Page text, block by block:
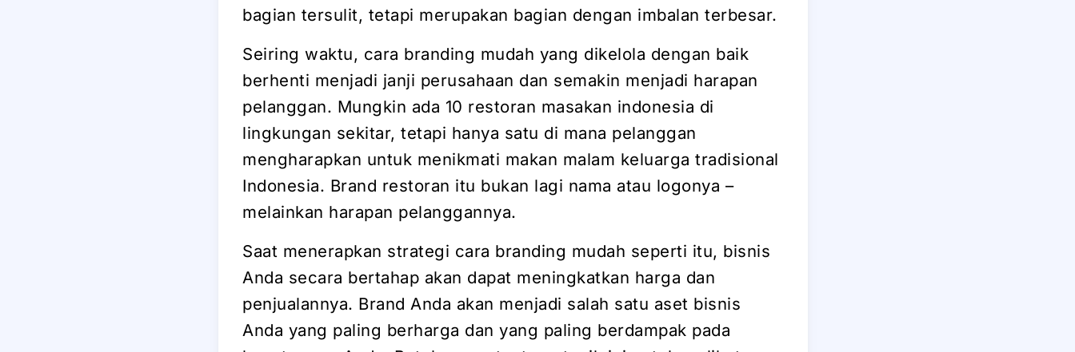
bagian tersulit, tetapi merupakan bagian dengan imbalan terbesar.
Seiring waktu, cara branding mudah yang dikelola dengan baik
berhenti menjadi janji perusahaan dan semakin menjadi harapan
pelanggan. Mungkin ada 10 restoran masakan indonesia di
lingkungan sekitar, tetapi hanya satu di mana pelanggan
mengharapkan untuk menikmati makan malam keluarga tradisional
Indonesia. Brand restoran itu bukan lagi nama atau logonya –
melainkan harapan pelanggannya.
Saat menerapkan strategi cara branding mudah seperti itu, bisnis
Anda secara bertahap akan dapat meningkatkan harga dan
penjualannya. Brand Anda akan menjadi salah satu aset bisnis
Anda yang paling berharga dan yang paling berdampak pada